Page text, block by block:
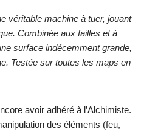
véritable machine à tuer, jouant
Combinée aux failles et à
surface indécemment grande,
Testée sur toutes les maps en
avoir adhéré à l’Alchimiste.
des éléments (feu,